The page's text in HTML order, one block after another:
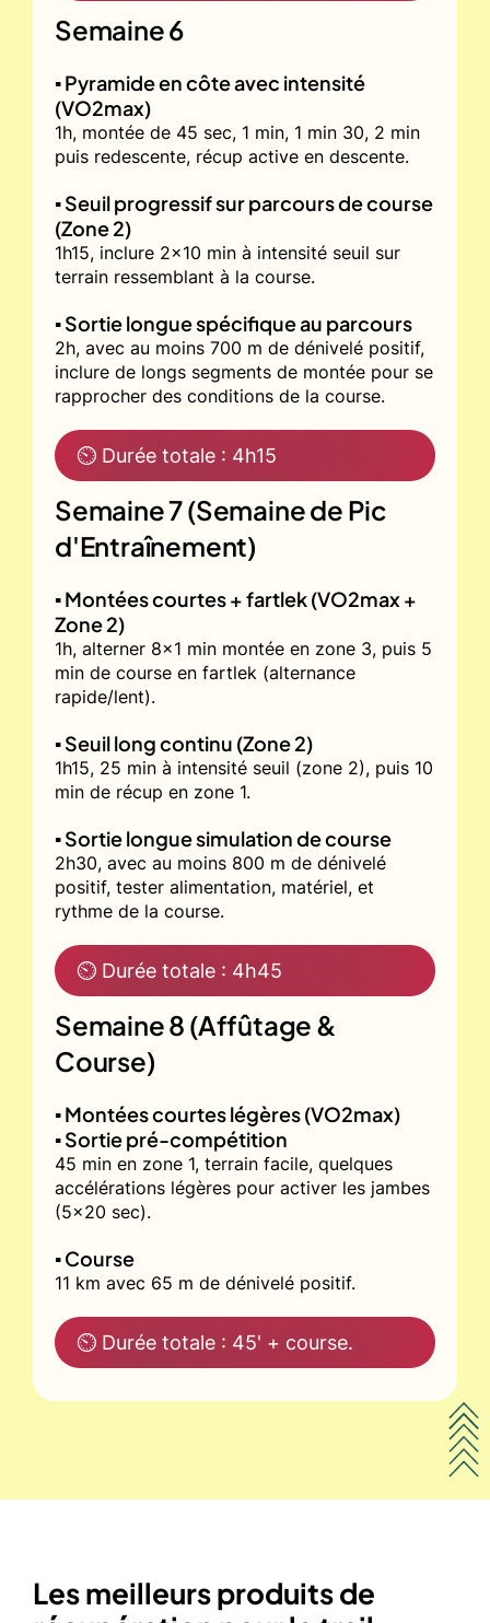
Semaine 6
▪️ Pyramide en côte avec intensité
(VO2max)
1h, montée de 45 sec, 1 min, 1 min 30, 2 min
puis redescente, récup active en descente.
▪️ Seuil progressif sur parcours de course
(Zone 2)
1h15, inclure 2x10 min à intensité seuil sur
terrain ressemblant à la course.
▪️ Sortie longue spécifique au parcours
2h, avec au moins 700 m de dénivelé positif,
inclure de longs segments de montée pour se
rapprocher des conditions de la course.
⏲ Durée totale : 4h15
Semaine 7 (Semaine de Pic
d'Entraînement)
▪️ Montées courtes + fartlek (VO2max +
Zone 2)
1h, alterner 8x1 min montée en zone 3, puis 5
min de course en fartlek (alternance
rapide/lent).
▪️ Seuil long continu (Zone 2)
1h15, 25 min à intensité seuil (zone 2), puis 10
min de récup en zone 1.
▪️ Sortie longue simulation de course
2h30, avec au moins 800 m de dénivelé
positif, tester alimentation, matériel, et
rythme de la course.
⏲ Durée totale : 4h45
Semaine 8 (Affûtage &
Course)
▪️ Montées courtes légères (VO2max)
▪️ Sortie pré-compétition
45 min en zone 1, terrain facile, quelques
accélérations légères pour activer les jambes
(5x20 sec).
▪️ Course
11 km avec 65 m de dénivelé positif.
⏲ Durée totale : 45' + course.
Les meilleurs produits de